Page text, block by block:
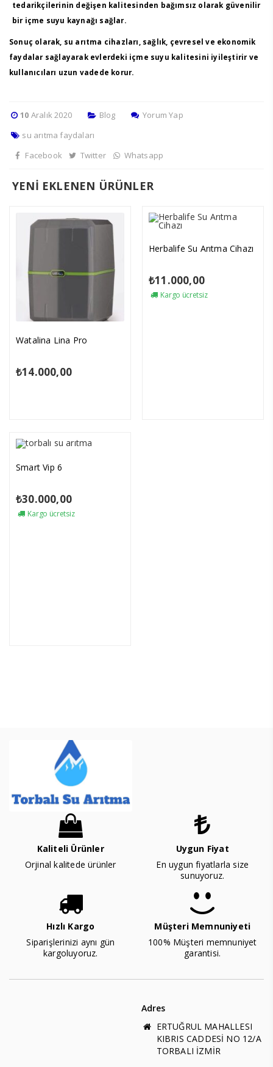
tedarikçilerinin değişen kalitesinden bağımsız olarak güvenilir
bir içme suyu kaynağı sağlar.
Sonuç olarak, su arıtma cihazları, sağlık, çevresel ve ekonomik
faydalar sağlayarak evlerdeki içme suyu kalitesini iyileştirir ve
kullanıcıları uzun vadede korur.
10 Aralık 2020 Blog
Yorum Yap
su arıtma faydaları
Facebook
Twitter Whatsapp
YENİ EKLENEN ÜRÜNLER
Watalina Lina Pro
₺14.000,00
Herbalife Su Arıtma Cihazı
₺11.000,00
Kargo ücretsiz
Smart Vip 6
₺30.000,00
Kargo ücretsiz
Kaliteli Ürünler
Orjinal kalitede ürünler
Uygun Fiyat
En uygun fiyatlarla size
sunuyoruz.
Hızlı Kargo
Siparişlerinizi aynı gün
kargoluyoruz.
Müşteri Memnuniyeti
100% Müşteri memnuniyet
garantisi.
Adres
ERTUĞRUL MAHALLESI
KIBRIS CADDESİ NO 12/A
TORBALI İZMİR